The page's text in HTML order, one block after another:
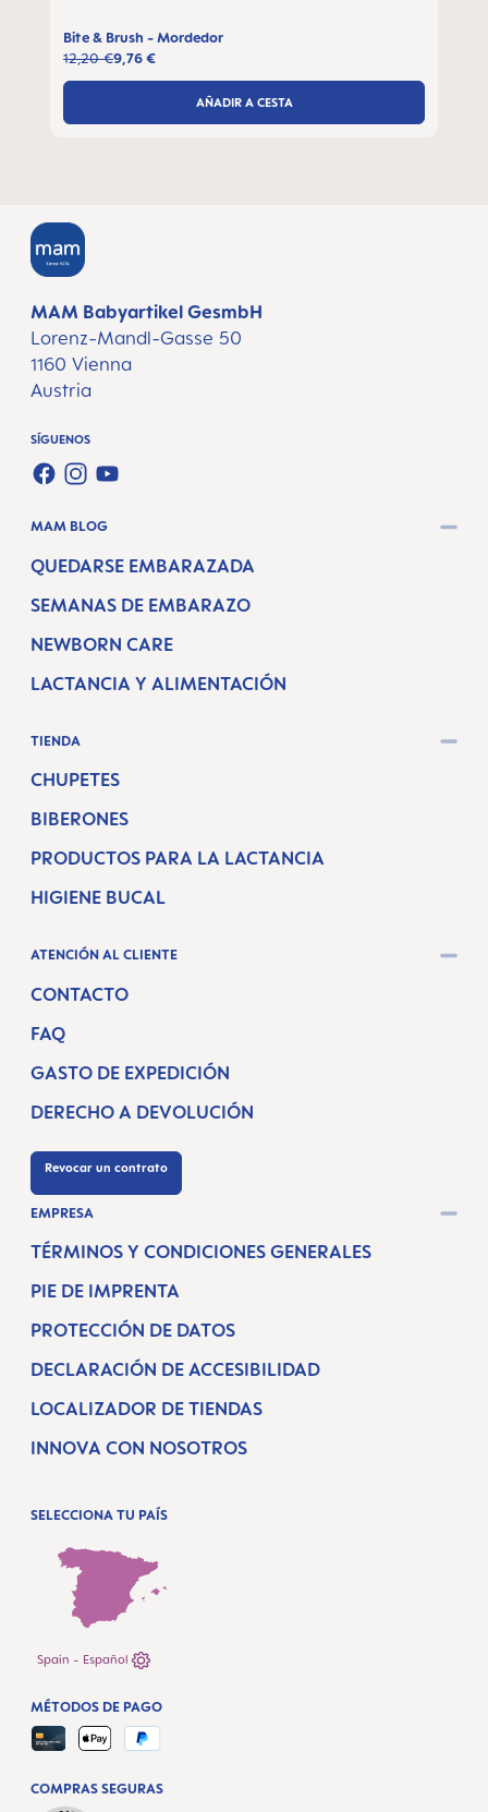
Bite & Brush - Mordedor
9,76 €
12,20 €
AÑADIR A CESTA
MAM Babyartikel GesmbH
Lorenz-Mandl-Gasse 50
1160 Vienna
Austria
SÍGUENOS
FACEBOOK
INSTAGRAM
YOUTUBE
MAM BLOG
QUEDARSE EMBARAZADA
SEMANAS DE EMBARAZO
NEWBORN CARE
LACTANCIA Y ALIMENTACIÓN
TIENDA
CHUPETES
BIBERONES
PRODUCTOS PARA LA LACTANCIA
HIGIENE BUCAL
ATENCIÓN AL CLIENTE
CONTACTO
FAQ
GASTO DE EXPEDICIÓN
DERECHO A DEVOLUCIÓN
Revocar un contrato
EMPRESA
TÉRMINOS Y CONDICIONES GENERALES
PIE DE IMPRENTA
PROTECCIÓN DE DATOS
DECLARACIÓN DE ACCESIBILIDAD
LOCALIZADOR DE TIENDAS
INNOVA CON NOSOTROS
SELECCIONA TU PAÍS
Spain - Español
COMPRAS SEGURAS
MÉTODOS DE PAGO